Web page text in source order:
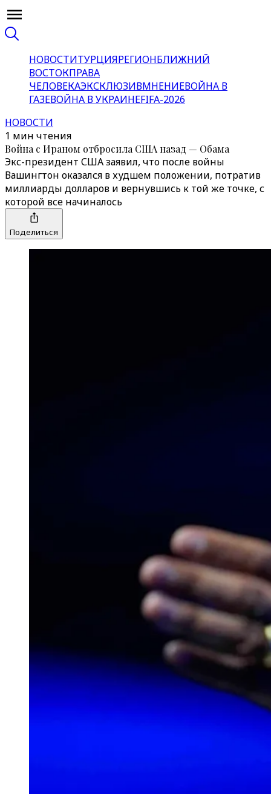
НОВОСТИТУРЦИЯРЕГИОНБЛИЖНИЙ
ВОСТОКПРАВА
ЧЕЛОВЕКАЭКСКЛЮЗИВМНЕНИЕВОЙНА В
ГАЗЕВОЙНА В УКРАИНЕFIFA-2026
НОВОСТИ
1 мин чтения
Война с Ираном отбросила США назад — Обама
Экс-президент США заявил, что после войны
Вашингтон оказался в худшем положении, потратив
миллиарды долларов и вернувшись к той же точке, с
которой все начиналось
Поделиться